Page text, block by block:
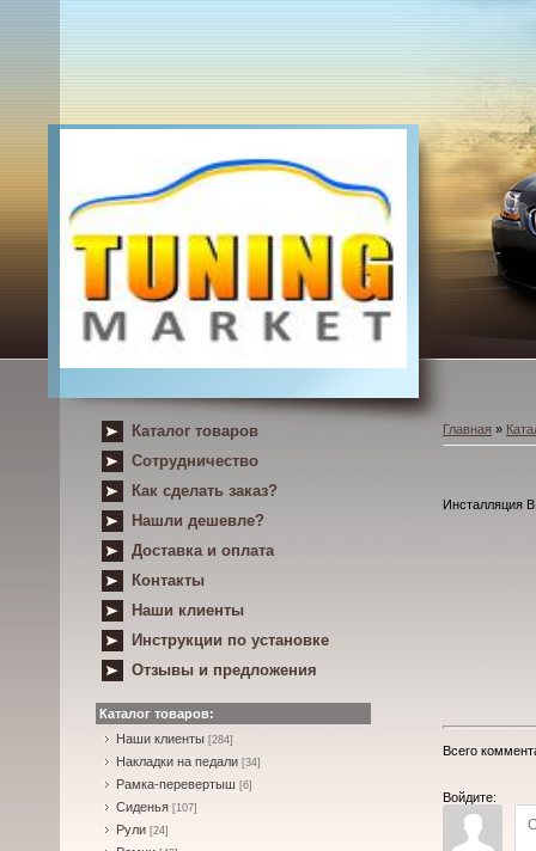
Каталог товаров
Сотрудничество
Как сделать заказ?
Нашли дешевле?
Доставка и оплата
Контакты
Наши клиенты
Инструкции по установке
Отзывы и предложения
Каталог товаров:
Наши клиенты [284]
Накладки на педали [34]
Рамка-перевертыш [6]
Сиденья [107]
Рули [24]
Главная »
Инсталляция
Всего
Войдите: